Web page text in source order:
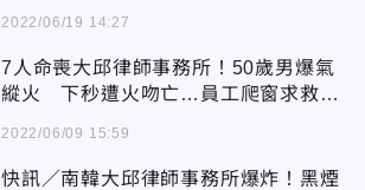
2022/06/19 14:27
7人命喪大邱律師事務所！50歲男爆氣
縱火 下秒遭火吻亡…員工爬窗求救畫
2022/06/09 15:59
快訊／南韓大邱律師事務所爆炸！黑煙